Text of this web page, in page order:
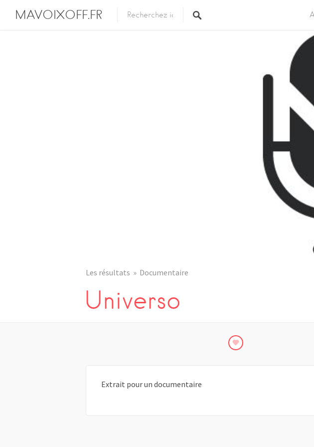
MAVOIXOFF.FR
Les résultats Documentaire
Universo
Extrait pour un documentaire